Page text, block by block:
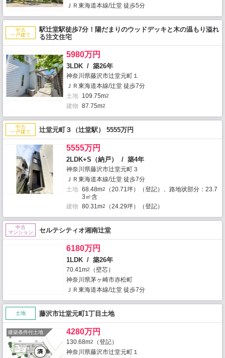
ＪＲ東海道本線/辻堂 徒歩5分
中古
一戸建て
駅辻堂駅徒歩7分！陽だまりのウッドデッキと木の温もり溢れ
る注文住宅
5980万円
3LDK / 築26年
神奈川県藤沢市辻堂元町１
ＪＲ東海道本線/辻堂 徒歩7分
土地 109.75m2
建物 87.75m2
中古
一戸建て
辻堂元町３（辻堂駅） 5555万円
5555万円
2LDK+S（納戸） / 築4年
神奈川県藤沢市辻堂元町３
ＪＲ東海道本線/辻堂 徒歩7分
土地 68.48m2
（20.71坪）（登記）、路地状部分：23.7
3㎡含
建物 80.31m2 （24.29坪）（登記）
中古
マンション
セルテシティオ湘南辻堂
6180万円
1LDK / 築26年
70.41m2
（壁芯）
神奈川県茅ヶ崎市赤松町
ＪＲ東海道本線/辻堂 徒歩7分
土地 藤沢市辻堂元町1丁目土地
建築条件付土地 4280万円
130.68m2
（登記）
神奈川県藤沢市辻堂元町１